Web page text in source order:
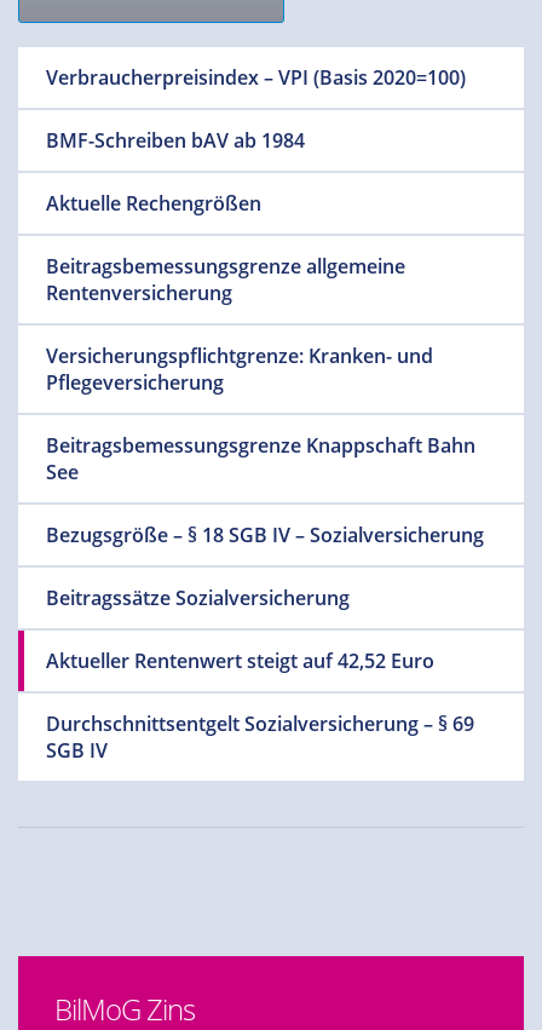
Verbraucherpreisindex – VPI (Basis 2020=100)
BMF-Schreiben bAV ab 1984
Aktuelle Rechengrößen
Beitragsbemessungsgrenze allgemeine
Rentenversicherung
Versicherungspflichtgrenze: Kranken- und
Pflegeversicherung
Beitragsbemessungsgrenze Knappschaft Bahn
See
Bezugsgröße – § 18 SGB IV – Sozialversicherung
Beitragssätze Sozialversicherung
Aktueller Rentenwert steigt auf 42,52 Euro
Durchschnittsentgelt Sozialversicherung – § 69
SGB IV
BilMoG Zins